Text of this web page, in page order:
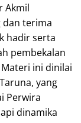
Akmil
dan terima
hadir serta
pembekalan
ini dinilai
yang
Perwira
dinamika